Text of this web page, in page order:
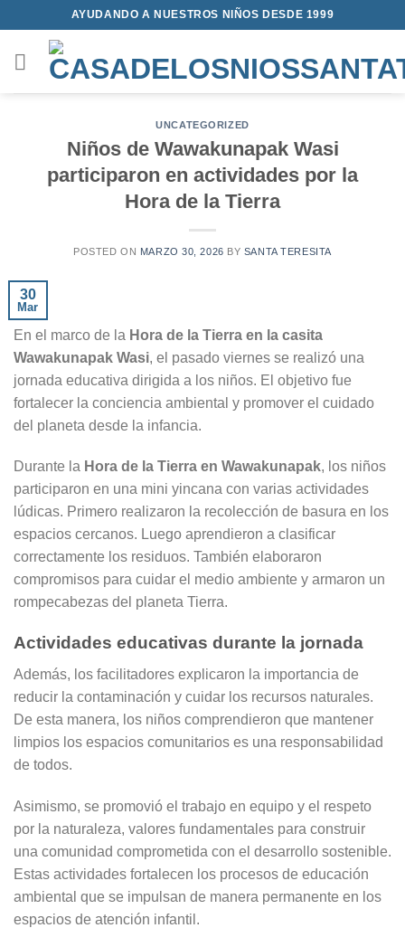
al
contenido
AYUDANDO A NUESTROS NIÑOS DESDE 1999
UNCATEGORIZED
Niños de Wawakunapak Wasi
participaron en actividades por la
Hora de la Tierra
POSTED ON MARZO 30, 2026 BY SANTA TERESITA
30
Mar
En el marco de la Hora de la Tierra en la casita
Wawakunapak Wasi, el pasado viernes se realizó una
jornada educativa dirigida a los niños. El objetivo fue
fortalecer la conciencia ambiental y promover el cuidado
del planeta desde la infancia.
Durante la Hora de la Tierra en Wawakunapak, los niños
participaron en una mini yincana con varias actividades
lúdicas. Primero realizaron la recolección de basura en los
espacios cercanos. Luego aprendieron a clasificar
correctamente los residuos. También elaboraron
compromisos para cuidar el medio ambiente y armaron un
rompecabezas del planeta Tierra.
Actividades educativas durante la jornada
Además, los facilitadores explicaron la importancia de
reducir la contaminación y cuidar los recursos naturales.
De esta manera, los niños comprendieron que mantener
limpios los espacios comunitarios es una responsabilidad
de todos.
Asimismo, se promovió el trabajo en equipo y el respeto
por la naturaleza, valores fundamentales para construir
una comunidad comprometida con el desarrollo sostenible.
Estas actividades fortalecen los procesos de educación
ambiental que se impulsan de manera permanente en los
espacios de atención infantil.